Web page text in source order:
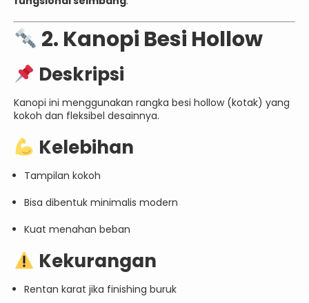
2. Kanopi Besi Hollow
Deskripsi
Kanopi ini menggunakan rangka besi hollow (kotak) yang
kokoh dan fleksibel desainnya.
Kelebihan
Tampilan kokoh
Bisa dibentuk minimalis modern
Kuat menahan beban
Kekurangan
Rentan karat jika finishing buruk